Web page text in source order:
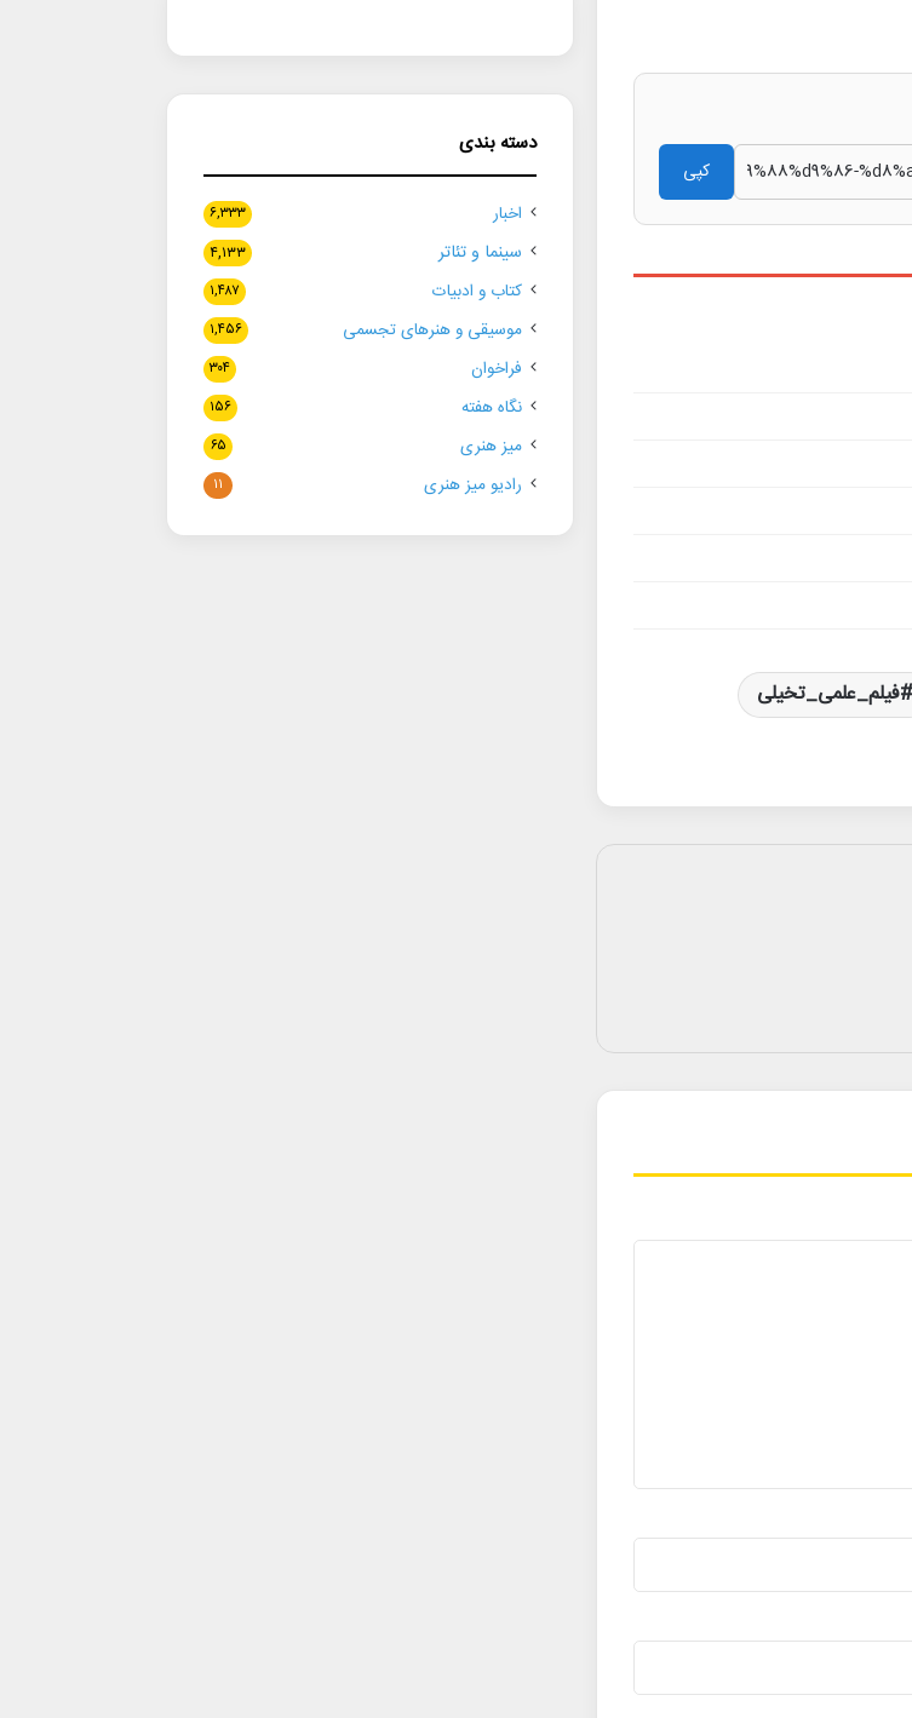
کپی
فیلم_علمی_تخیلی
دسته بندی
اخبار ۶,۳۳۳
سینما و تئاتر ۴,۱۳۳
کتاب و ادبیات ۱,۴۸۷
موسیقی و هنرهای تجسمی ۱,۴۵۶
فراخوان ۳۰۴
نگاه هفته ۱۵۶
میز هنری ۶۵
رادیو میز هنری ۱۱